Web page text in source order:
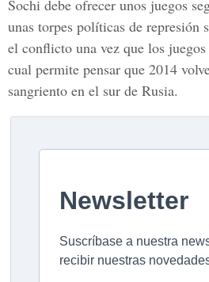
Sochi debe ofrecer unos juegos
unas torpes políticas de represión
el conflicto una vez que los
cual permite pensar que 2014
sangriento en el sur de Rusia.